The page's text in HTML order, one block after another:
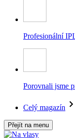
Profesionální
Porovnali jsme
Celý magazín
Přejít na menu